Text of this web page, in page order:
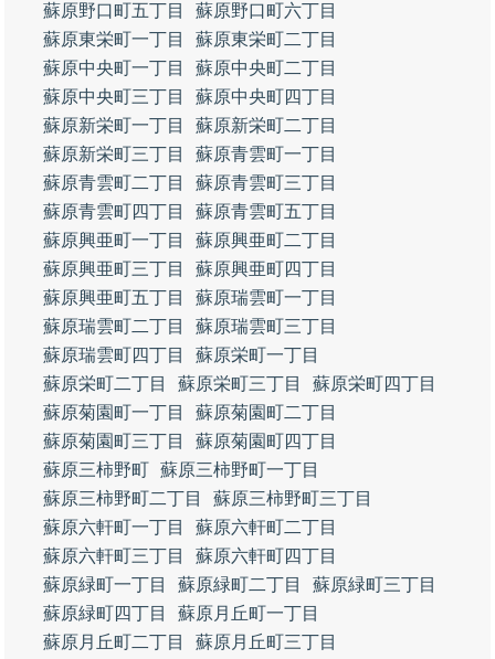
蘇原野口町五丁目
蘇原野口町六丁目
蘇原東栄町一丁目
蘇原東栄町二丁目
蘇原中央町一丁目
蘇原中央町二丁目
蘇原中央町三丁目
蘇原中央町四丁目
蘇原新栄町一丁目
蘇原新栄町二丁目
蘇原新栄町三丁目
蘇原青雲町一丁目
蘇原青雲町二丁目
蘇原青雲町三丁目
蘇原青雲町四丁目
蘇原青雲町五丁目
蘇原興亜町一丁目
蘇原興亜町二丁目
蘇原興亜町三丁目
蘇原興亜町四丁目
蘇原興亜町五丁目
蘇原瑞雲町一丁目
蘇原瑞雲町二丁目
蘇原瑞雲町三丁目
蘇原瑞雲町四丁目
蘇原栄町一丁目
蘇原栄町二丁目
蘇原栄町三丁目
蘇原栄町四丁目
蘇原菊園町一丁目
蘇原菊園町二丁目
蘇原菊園町三丁目
蘇原菊園町四丁目
蘇原三柿野町 蘇原三柿野町一丁目
蘇原三柿野町二丁目
蘇原三柿野町三丁目
蘇原六軒町一丁目
蘇原六軒町二丁目
蘇原六軒町三丁目
蘇原六軒町四丁目
蘇原緑町一丁目
蘇原緑町二丁目
蘇原緑町三丁目
蘇原緑町四丁目
蘇原月丘町一丁目
蘇原月丘町二丁目
蘇原月丘町三丁目